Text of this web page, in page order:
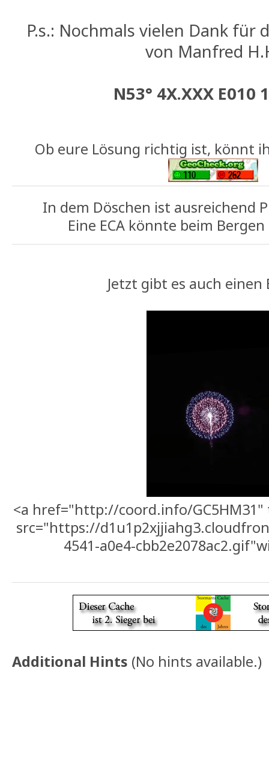
P.s.: Nochmals vielen Dank für
von Manfred
N53° 4X.XXX E010
Ob eure Lösung richtig ist, könnt
In dem Döschen ist ausreichend
Eine ECA könnte beim
Jetzt gibt es auch einen
<a href="http://coord.info/
src="https://
4541-a0e4-
Additional Hints (No hints available.)